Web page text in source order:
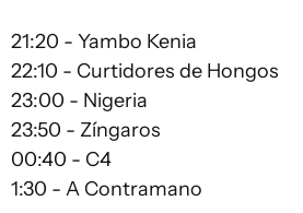
21:20 - Yambo Kenia
22:10 - Curtidores de Hongos
23:00 - Nigeria
23:50 - Zíngaros
00:40 - C4
1:30 - A Contramano